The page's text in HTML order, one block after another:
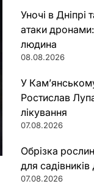
Уночі в Дніпрі
атаки
людина
08.08.2026
У
Ростислав
лікування
07.08.2026
Обрізка
для садівників
07.08.2026